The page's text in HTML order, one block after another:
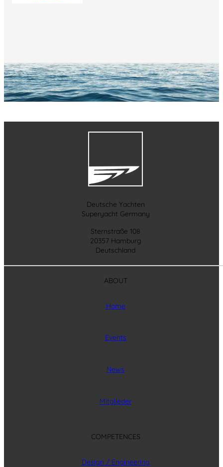
Deutsche Yachten
Superyacht Germany
Sternstraße 108
20357 Hamburg
Deutschland
ABOUT
Home
Events
News
Mitglieder
COMPETENCES
Design / Engineering